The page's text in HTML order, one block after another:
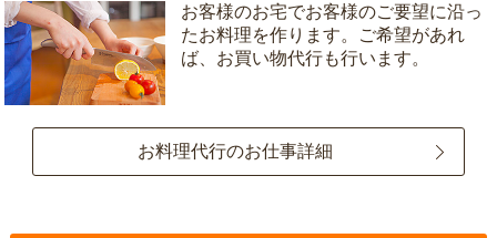
お客様のお宅でお客様のご要望に沿っ
たお料理を作ります。ご希望があれ
ば、お買い物代行も行います。
お料理代行のお仕事詳細